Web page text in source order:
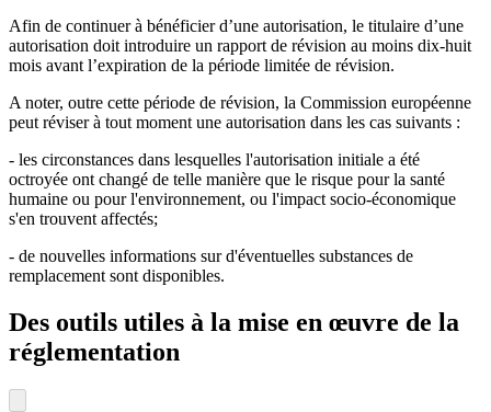
Afin de continuer à bénéficier d’une autorisation, le titulaire d’une
autorisation doit introduire un rapport de révision au moins dix-huit
mois avant l’expiration de la période limitée de révision.
A noter, outre cette période de révision, la Commission européenne
peut réviser à tout moment une autorisation dans les cas suivants :
- les circonstances dans lesquelles l'autorisation initiale a été
octroyée ont changé de telle manière que le risque pour la santé
humaine ou pour l'environnement, ou l'impact socio-économique
s'en trouvent affectés;
- de nouvelles informations sur d'éventuelles substances de
remplacement sont disponibles.
Des outils utiles à la mise en œuvre de la
réglementation